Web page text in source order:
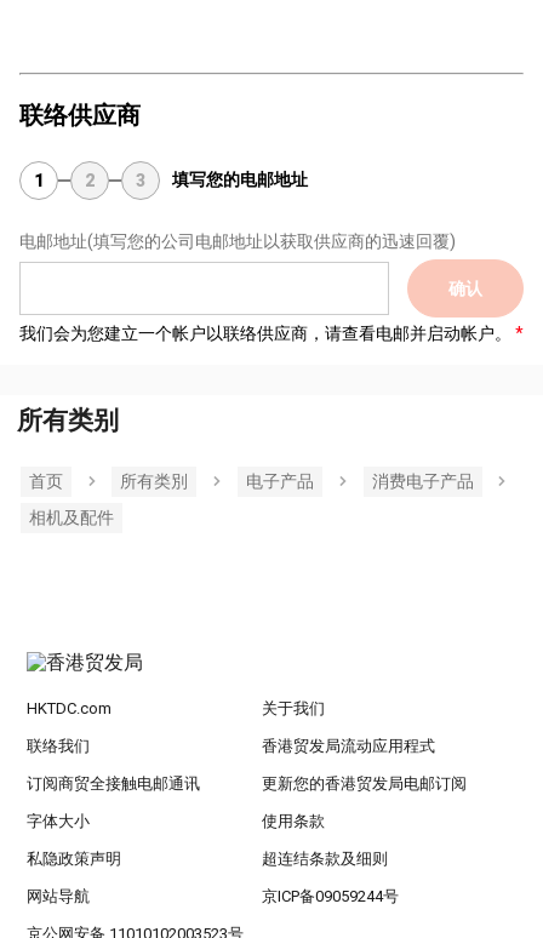
联络供应商
1 2 3 填写您的电邮地址
电邮地址(填写您的公司电邮地址以获取供应商的迅速回覆)
确认
我们会为您建立一个帐户以联络供应商，请查看电邮并启动帐户。
所有类别
首页 所有类別 电子产品
消费电子产品
相机及配件
HKTDC.com 关于我们
联络我们 香港贸发局流动应用程式
订阅商贸全接触电邮通讯 更新您的香港贸发局电邮订阅
字体大小 使用条款
私隐政策声明 超连结条款及细则
网站导航 京ICP备09059244号
京公网安备 11010102003523号